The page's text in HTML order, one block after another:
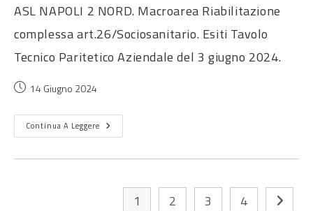
ASL NAPOLI 2 NORD. Macroarea Riabilitazione
complessa art.26/Sociosanitario. Esiti Tavolo
Tecnico Paritetico Aziendale del 3 giugno 2024.
14 Giugno 2024
Continua A Leggere
1 2 3 4